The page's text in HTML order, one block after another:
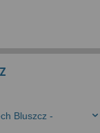
Bluszcz -